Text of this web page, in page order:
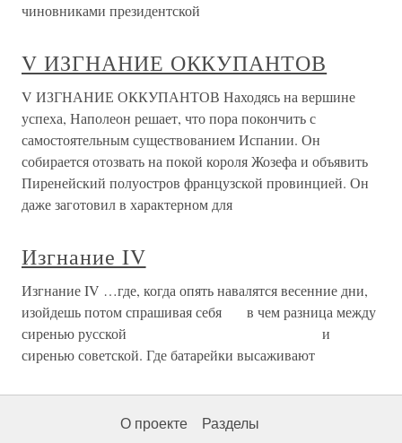
чиновниками президентской
V ИЗГНАНИЕ ОККУПАНТОВ
V ИЗГНАНИЕ ОККУПАНТОВ Находясь на вершине
успеха, Наполеон решает, что пора покончить с
самостоятельным существованием Испании. Он
собирается отозвать на покой короля Жозефа и объявить
Пиренейский полуостров французской провинцией. Он
даже заготовил в характерном для
Изгнание IV
Изгнание IV …где, когда опять навалятся весенние дни,
изойдешь потом спрашивая себя в чем разница между
сиренью русской и
сиренью советской. Где батарейки высаживают
О проекте Разделы